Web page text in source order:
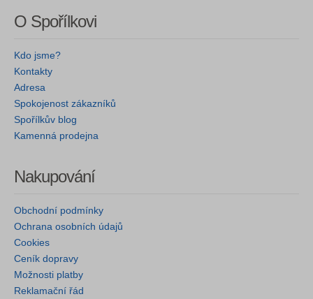
O Spořílkovi
Kdo jsme?
Kontakty
Adresa
Spokojenost zákazníků
Spořílkův blog
Kamenná prodejna
Nakupování
Obchodní podmínky
Ochrana osobních údajů
Cookies
Ceník dopravy
Možnosti platby
Reklamační řád